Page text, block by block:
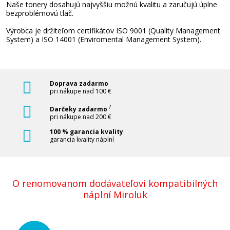
Originálny toner
Pridať do košíka
Naše tonery dosahujú najvyššiu možnú kvalitu a zaručujú úplne
bezproblémovú tlač.
Výrobca je držiteľom certifikátov ISO 9001 (Quality Management
System) a ISO 14001 (Enviromental Management System).
Doprava zadarmo
pri nákupe nad 100 €
Darčeky zadarmo ?
pri nákupe nad 200 €
100 % garancia kvality
garancia kvality náplní
O renomovanom dodávateľovi kompatibilných
náplní Miroluk